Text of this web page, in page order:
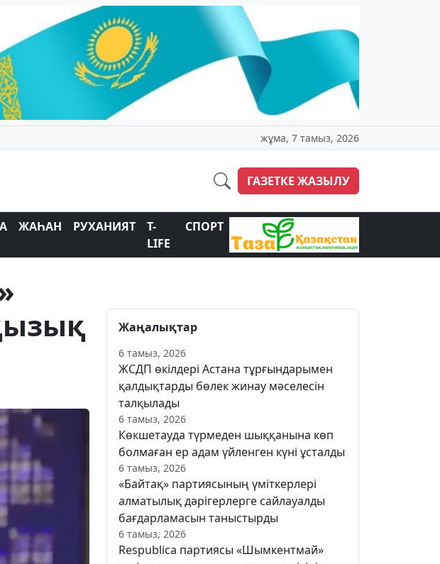
жұма, 7 тамыз, 2026
ГАЗЕТКЕ ЖАЗЫЛУ
ЖАҺАН РУХАНИЯТ
T-
LIFE
СПОРТ
Жаңалықтар
6 тамыз, 2026
ЖСДП өкілдері Астана тұрғындарымен
қалдықтарды бөлек жинау мәселесін
талқылады
6 тамыз, 2026
Көкшетауда түрмеден шыққанына көп
болмаған ер адам үйленген күні ұсталды
6 тамыз, 2026
«Байтақ» партиясының үміткерлері
алматылық дәрігерлерге сайлауалды
бағдарламасын таныстырды
6 тамыз, 2026
Respublica партиясы «Шымкентмай»